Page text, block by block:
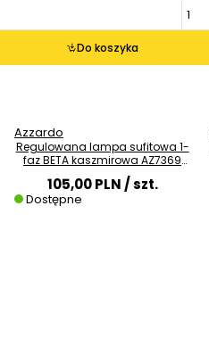
Do koszyka
Azzardo
Regulowana lampa sufitowa 1-
faz BETA kaszmirowa AZ7369
1xGU10 tuba
105,00 PLN/ szt.
Dostępne